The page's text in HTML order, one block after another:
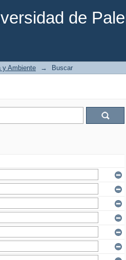
de
y Ambiente → Buscar